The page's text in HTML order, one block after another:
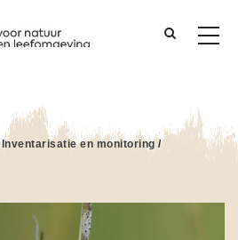
Inventarisatie en monitoring/